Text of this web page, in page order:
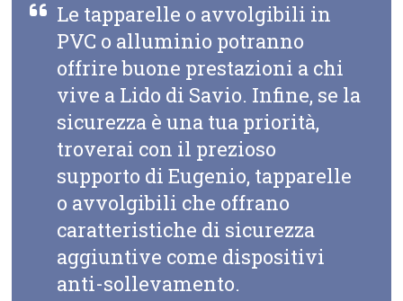
Le tapparelle o avvolgibili in
PVC o alluminio potranno
offrire buone prestazioni a chi
vive a Lido di Savio. Infine, se la
sicurezza è una tua priorità,
troverai con il prezioso
supporto di Eugenio, tapparelle
o avvolgibili che offrano
caratteristiche di sicurezza
aggiuntive come dispositivi
anti-sollevamento.